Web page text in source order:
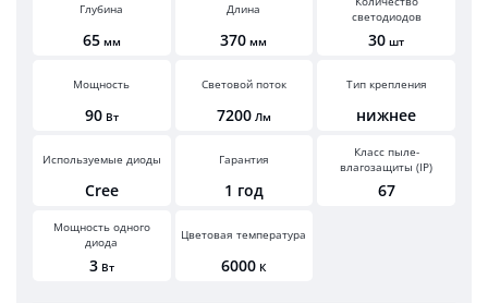
Глубина
65 мм
Длина
370 мм
светодиодов
30 шт
Мощность
90 Вт
Световой поток
7200 Лм
Тип крепления
нижнее
Используемые диоды
Cree
Гарантия
1 год
Класс пыле-
влагозащиты (IP)
67
Мощность одного
диода
3 Вт
Цветовая температура
6000 К